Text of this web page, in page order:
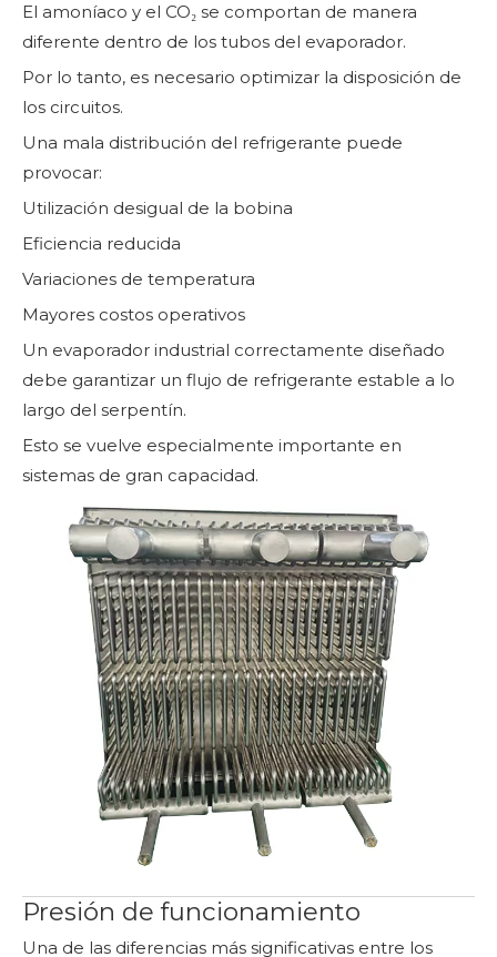
El amoníaco y el CO₂ se comportan de manera
diferente dentro de los tubos del evaporador.
Por lo tanto, es necesario optimizar la disposición de
los circuitos.
Una mala distribución del refrigerante puede
provocar:
Utilización desigual de la bobina
Eficiencia reducida
Variaciones de temperatura
Mayores costos operativos
Un evaporador industrial correctamente diseñado
debe garantizar un flujo de refrigerante estable a lo
largo del serpentín.
Esto se vuelve especialmente importante en
sistemas de gran capacidad.
Presión de funcionamiento
Una de las diferencias más significativas entre los